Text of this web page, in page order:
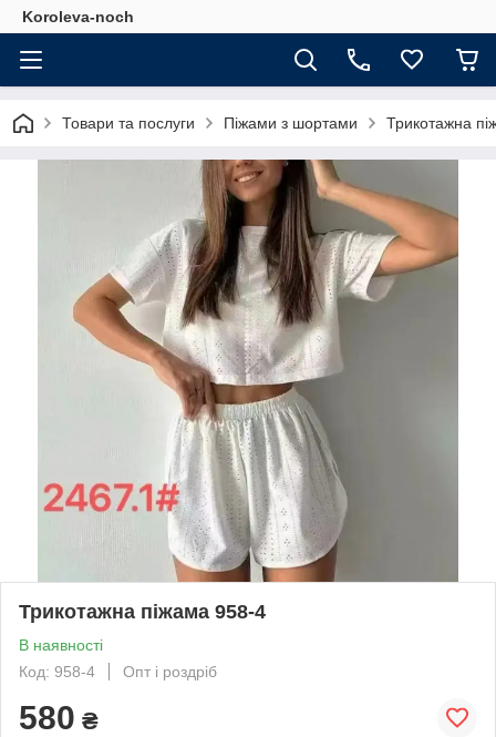
Koroleva-noch
Товари та послуги Піжами з шортами Трикотажна
Трикотажна піжама 958-4
В наявності
Код: 958-4
Опт і роздріб
580 ₴